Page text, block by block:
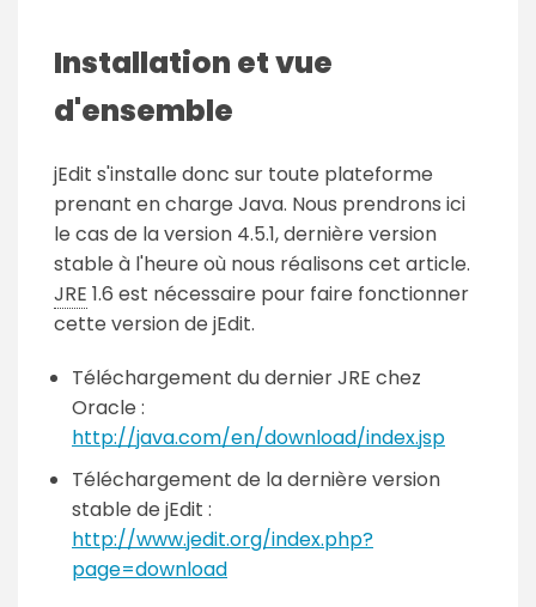
Installation et vue
d'ensemble
jEdit s'installe donc sur toute plateforme
prenant en charge Java. Nous prendrons ici
le cas de la version 4.5.1, dernière version
stable à l'heure où nous réalisons cet article.
JRE 1.6 est nécessaire pour faire fonctionner
cette version de jEdit.
Téléchargement du dernier JRE chez
Oracle :
http://java.com/en/download/index.jsp
Téléchargement de la dernière version
stable de jEdit :
http://www.jedit.org/index.php?
page=download